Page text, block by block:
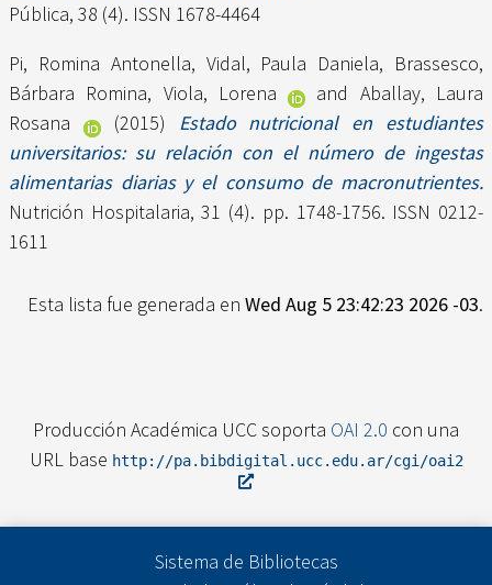
Pública, 38 (4). ISSN 1678-4464
Pi, Romina Antonella, Vidal, Paula Daniela, Brassesco,
Bárbara Romina, Viola, Lorena and Aballay, Laura
Rosana
(2015) Estado nutricional en estudiantes
universitarios: su relación con el número de ingestas
alimentarias diarias y el consumo de macronutrientes.
Nutrición Hospitalaria, 31 (4). pp. 1748-1756. ISSN 0212-
1611
Esta lista fue generada en Wed Aug 5 23:42:23 2026 -03.
Producción Académica UCC soporta OAI 2.0 con una
URL base http://pa.bibdigital.ucc.edu.ar/cgi/oai2
Sistema de Bibliotecas